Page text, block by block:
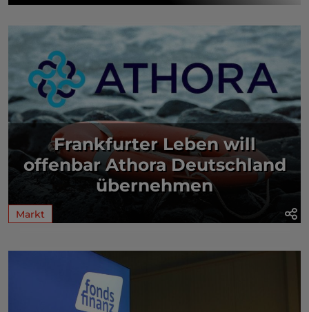
Frankfurter Leben will
offenbar Athora Deutschland
übernehmen
Markt